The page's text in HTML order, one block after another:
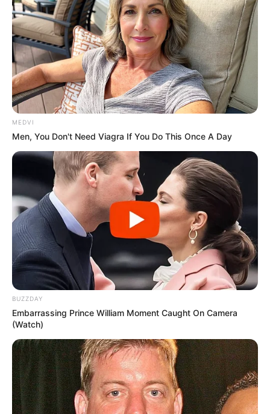
MEDVI
Men, You Don't Need Viagra If You Do This Once A Day
BUZZDAY
Embarrassing Prince William Moment Caught On Camera
(Watch)